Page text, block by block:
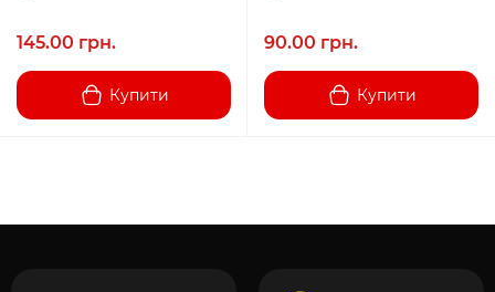
145.00 грн.
Купити
90.00 грн.
Купити